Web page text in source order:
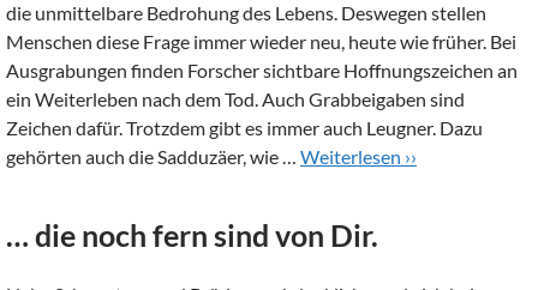
die unmittelbare Bedrohung des Lebens. Deswegen stellen
Menschen diese Frage immer wieder neu, heute wie früher. Bei
Ausgrabungen finden Forscher sichtbare Hoffnungszeichen an
ein Weiterleben nach dem Tod. Auch Grabbeigaben sind
Zeichen dafür. Trotzdem gibt es immer auch Leugner. Dazu
gehörten auch die Sadduzäer, wie … Weiterlesen ››
… die noch fern sind von Dir.